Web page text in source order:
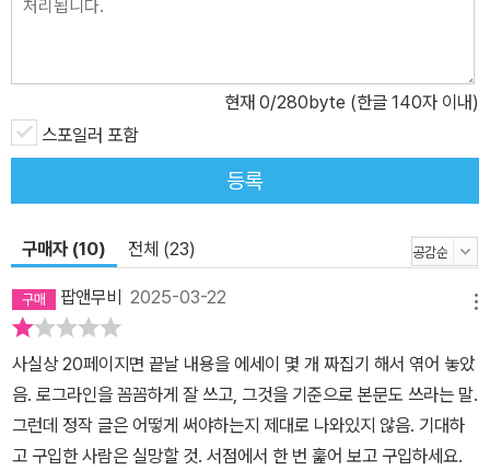
져 있으니까. 누구나 꿈꾸고 원하지만, 솔직하게 드러내기 어려운 것,
스 오리지널 드라마 〈더 글로리〉는 ‘학교 폭력 피해자가 여전히 잘나
가는 가해자들을 상대로 완벽한 복수를 하면 원점의 상태로 돌아올
수 있을까?’라는 질문에서 시작된다. 선해 보이는 질문이지만, 나쁜
욕망이 도사리고 있다. 원점으로 돌아오는 방법에는 용서나 외면도
주인공은 가해자를 상대로 가장 완벽한 복수를 허락받을 수 있는, ‘복
수해도 되는 사람’인 ‘학교 폭력 피해자’다. 물론 ‘억울한 옥살이를 한
무기 징역수’가 될 수도 있고, ‘자식을 잃은 부모’가 될 수도 있지만,
여기서 시의성이 작동했다. 학교 폭력 문제가 한창 대두될 시기에 복
수해도 되는 사람으로 ‘학교 폭력 피해자’가 적절했을 것이다. 만약 질
문 자체에 집중하지 않은 채 그럴듯한 주인공을 ‘만들어’ 내려고만 하
면 이야기는 산으로 간다. 주인공은 주변을 둘러보며 만드는 것이 아
현재 0/280byte (한글 140자 이내)
스포일러 포함
등록
구매자 (10) 전체 (23)
팝앤무비 2025-03-22
사실상 20페이지면 끝날 내용을 에세이 몇 개 짜집기 해서 엮어 놓았
음. 로그라인을 꼼꼼하게 잘 쓰고, 그것을 기준으로 본문도 쓰라는 말.
그런데 정작 글은 어떻게 써야하는지 제대로 나와있지 않음. 기대하
고 구입한 사람은 실망할 것. 서점에서 한 번 훑어 보고 구입하세요.